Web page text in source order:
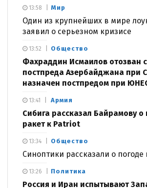
Мир
Один из крупнейших в мире
заявил о серьезном кризисе
13:58
Общество
Фахраддин Исмаилов отозван
постпреда Азербайджана при
назначен постпредом при
13:52
Армия
Сибига рассказал Байрамову о
ракет к Patriot
13:41
Общество
Синоптики рассказали о погоде
13:34
Политика
Россия и Иран испытывают
13:26